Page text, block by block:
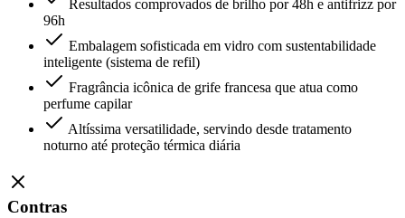
Resultados comprovados de brilho por 48h e antifrizz por
96h
Embalagem sofisticada em vidro com sustentabilidade
inteligente (sistema de refil)
Fragrância icônica de grife francesa que atua como
perfume capilar
Altíssima versatilidade, servindo desde tratamento
noturno até proteção térmica diária
Contras